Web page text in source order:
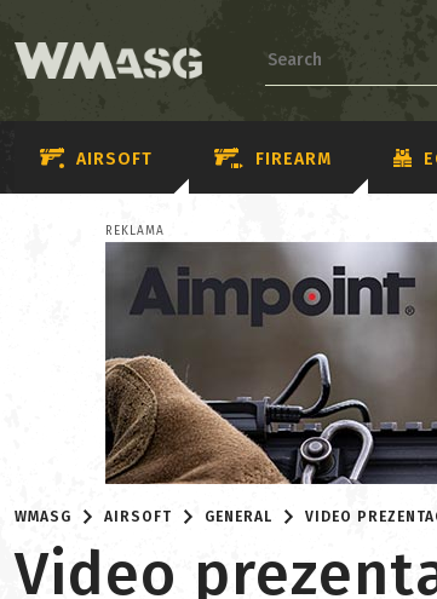
AIRSOFT FIREARM
REKLAMA
WMASG AIRSOFT GENERAL VIDEO
Video